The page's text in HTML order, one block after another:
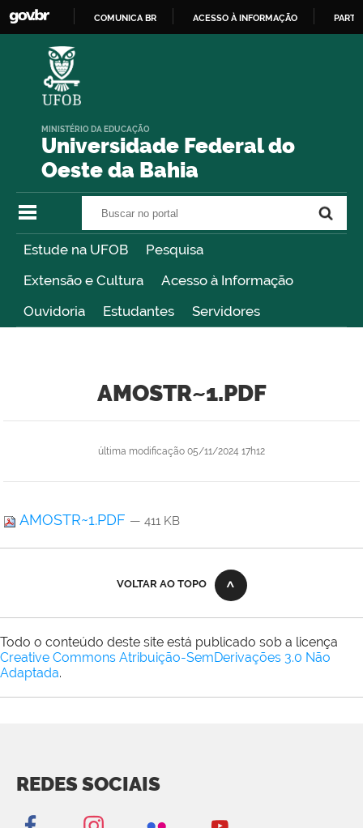
COMUNICA BR ACESSO À INFORMAÇÃO
Universidade Federal do
Oeste da Bahia
MINISTÉRIO DA EDUCAÇÃO
Estude na UFOB
Pesquisa
Extensão e Cultura
Acesso à Informação
Ouvidoria
Estudantes Servidores
AMOSTR~1.PDF
última modificação 05/11/2024 17h12
AMOSTR~1.PDF — 411 KB
VOLTAR AO TOPO
Todo o conteúdo deste site está publicado sob a licença
Creative Commons Atribuição-SemDerivações 3.0 Não
Adaptada.
REDES SOCIAIS